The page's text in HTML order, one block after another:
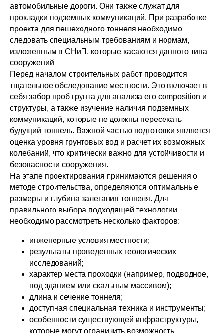
автомобильные дороги. Они также служат для
прокладки подземных коммуникаций. При разработке
проекта для пешеходного тоннеля необходимо
следовать специальным требованиям и нормам,
изложенным в СНиП, которые касаются данного типа
сооружений.
Перед началом строительных работ проводится
тщательное обследование местности. Это включает в
себя забор проб грунта для анализа его composition и
структуры, а также изучение наличия подземных
коммуникаций, которые не должны пересекать
будущий тоннель. Важной частью подготовки является
оценка уровня грунтовых вод и расчет их возможных
колебаний, что критически важно для устойчивости и
безопасности сооружения.
На этапе проектирования принимаются решения о
методе строительства, определяются оптимальные
размеры и глубина залегания тоннеля. Для
правильного выбора подходящей технологии
необходимо рассмотреть несколько факторов:
инженерные условия местности;
результаты проведенных геологических
исследований;
характер места проходки (например, подводное,
под зданием или скальным массивом);
длина и сечение тоннеля;
доступная специальная техника и инструменты;
особенности существующей инфраструктуры,
которые могут ограничить возможность